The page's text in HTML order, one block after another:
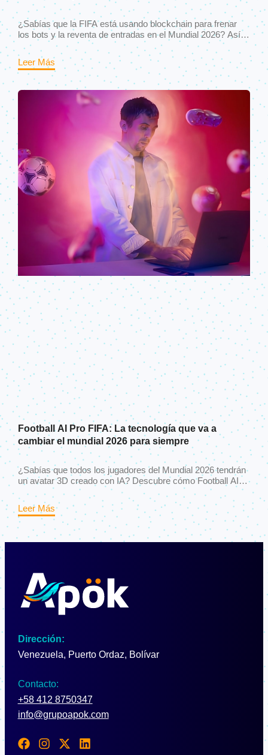
¿Sabías que la FIFA está usando blockchain para frenar
los bots y la reventa de entradas en el Mundial 2026? Así
funciona el sistema Avalanche que podría cambiar para
siempre cómo compramos boletos deportivos.
Leer Más
Football AI Pro FIFA: La tecnología que va a
cambiar el mundial 2026 para siempre
¿Sabías que todos los jugadores del Mundial 2026 tendrán
un avatar 3D creado con IA? Descubre cómo Football AI
Pro FIFA está revolucionando el fútbol desde el vestuario
hasta tu pantalla.
Leer Más
Dirección:
Venezuela, Puerto Ordaz, Bolívar
Contacto:
+58 412 8750347
info@grupoapok.com
F
I
X
L